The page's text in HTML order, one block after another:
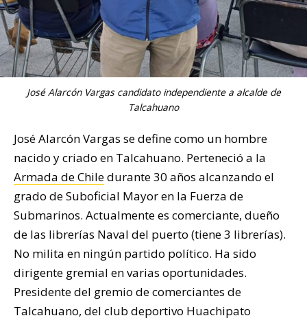
José Alarcón Vargas candidato independiente a alcalde de
Talcahuano
José Alarcón Vargas se define como un hombre
nacido y criado en Talcahuano. Perteneció a la
Armada de Chiledurante 30 años alcanzando el
grado de Suboficial Mayor en la Fuerza de
Submarinos. Actualmente es comerciante, dueño
de las librerías Naval del puerto (tiene 3 librerías).
No milita en ningún partido político. Ha sido
dirigente gremial en varias oportunidades.
Presidente del gremio de comerciantes de
Talcahuano, del club deportivo Huachipato